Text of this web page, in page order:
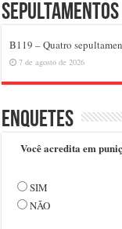
B119 – Quatro
7 de agosto de 2026
Enquetes
Você acredita em
SIM
NÃO